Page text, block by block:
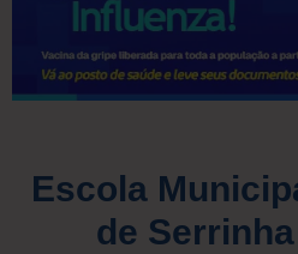
Escola
de